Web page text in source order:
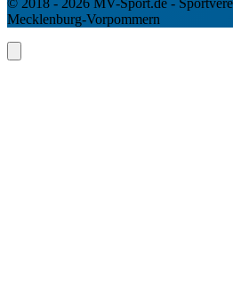
© 2018 - 2026 MV-Sport.de -
Mecklenburg-Vorpommern